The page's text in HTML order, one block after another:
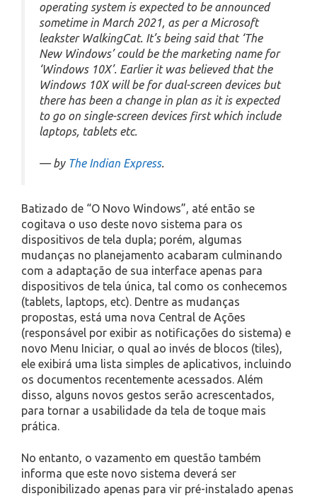
operating system is expected to be announced
sometime in March 2021, as per a Microsoft
leakster WalkingCat. It’s being said that ‘The
New Windows’ could be the marketing name for
‘Windows 10X’. Earlier it was believed that the
Windows 10X will be for dual-screen devices but
there has been a change in plan as it is expected
to go on single-screen devices first which include
laptops, tablets etc.
— by The Indian Express.
Batizado de “O Novo Windows”, até então se
cogitava o uso deste novo sistema para os
dispositivos de tela dupla; porém, algumas
mudanças no planejamento acabaram culminando
com a adaptação de sua interface apenas para
dispositivos de tela única, tal como os conhecemos
(tablets, laptops, etc). Dentre as mudanças
propostas, está uma nova Central de Ações
(responsável por exibir as notificações do sistema) e
novo Menu Iniciar, o qual ao invés de blocos (tiles),
ele exibirá uma lista simples de aplicativos, incluindo
os documentos recentemente acessados. Além
disso, alguns novos gestos serão acrescentados,
para tornar a usabilidade da tela de toque mais
prática.
No entanto, o vazamento em questão também
informa que este novo sistema deverá ser
disponibilizado apenas para vir pré-instalado apenas